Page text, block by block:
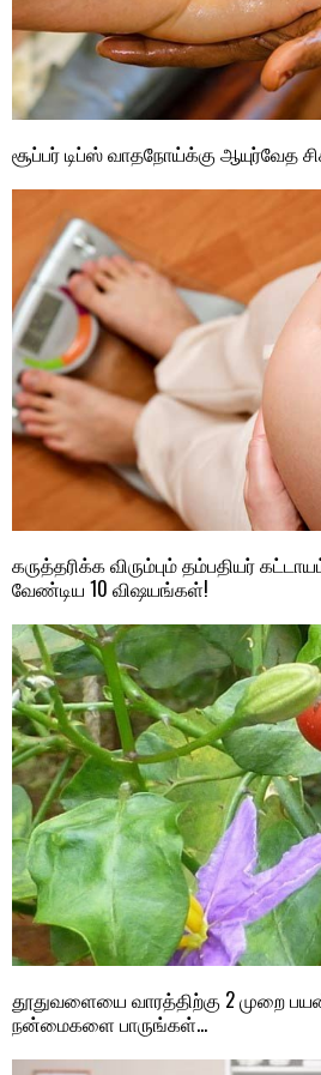
சூப்பர் டிப்ஸ் வாதநோய்க்கு ஆயுர்வேத
கருத்தரிக்க விரும்பும் தம்பதியர்
வேண்டிய 10 விஷயங்கள்!
தூதுவளையை வாரத்திற்கு 2 முறை
நன்மைகளை பாருங்கள்…